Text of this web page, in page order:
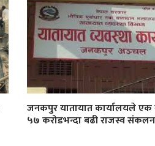
जनकपुर यातायात कार्यालयले एक
५७ करोडभन्दा बढी राजस्व संकलन